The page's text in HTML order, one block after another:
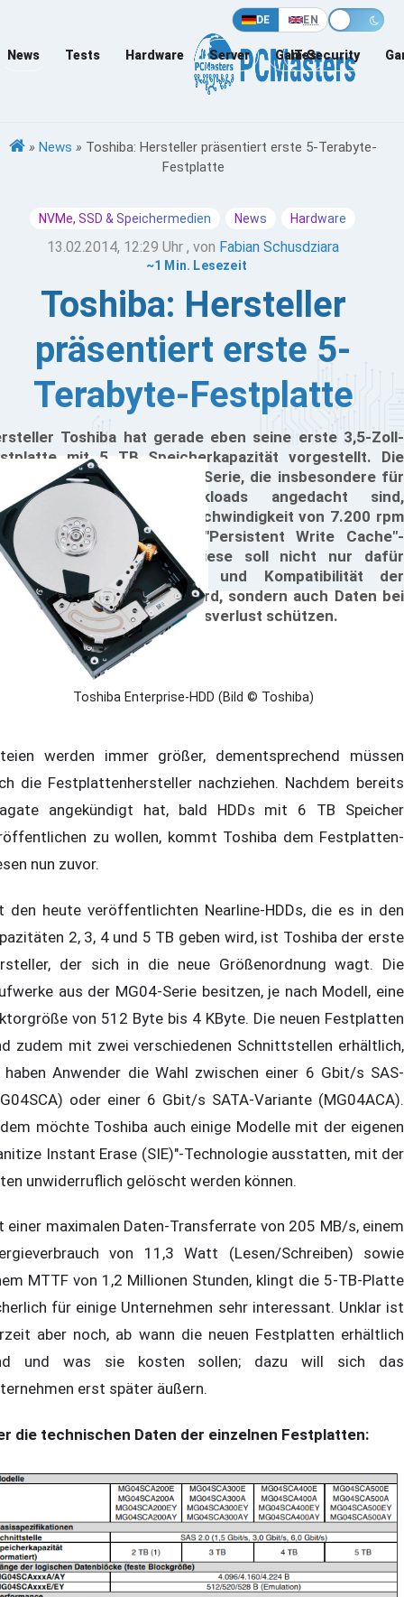
DE EN
News Tests Hardware Server Games
IT-Security
» News » Toshiba: Hersteller präsentiert erste 5-Terabyte-
Festplatte
NVMe, SSD & Speichermedien News Hardware
13.02.2014, 12:29 Uhr , von Fabian Schusdziara
~1 Min. Lesezeit
Toshiba: Hersteller
präsentiert erste 5-
Terabyte-Festplatte
Toshiba hat gerade eben seine erste 3,5-Zoll-
mit 5 TB Speicherkapazität vorgestellt. Die
HDDs aus der MG04-Serie, die insbesondere für
Workloads angedacht sind,
eine Umdrehungsgeschwindigkeit von 7.200 rpm
sind zudem mit einer "Persistent Write Cache"-
ausgestattet. Diese soll nicht nur dafür
dass die Leistung und Kompatibilität der
weiter optimiert wird, sondern auch Daten bei
unerwarteten Spannungsverlust schützen.
Toshiba Enterprise-HDD (Bild © Toshiba)
werden immer größer, dementsprechend müssen
die Festplattenhersteller nachziehen. Nachdem bereits
angekündigt hat, bald HDDs mit 6 TB Speicher
zu wollen, kommt Toshiba dem Festplatten-
nun zuvor.
den heute veröffentlichten Nearline-HDDs, die es in den
2, 3, 4 und 5 TB geben wird, ist Toshiba der erste
der sich in die neue Größenordnung wagt. Die
aus der MG04-Serie besitzen, je nach Modell, eine
von 512 Byte bis 4 KByte. Die neuen Festplatten
zudem mit zwei verschiedenen Schnittstellen erhältlich,
haben Anwender die Wahl zwischen einer 6 Gbit/s SAS-
oder einer 6 Gbit/s SATA-Variante (MG04ACA).
möchte Toshiba auch einige Modelle mit der eigenen
Instant Erase (SIE)"-Technologie ausstatten, mit der
unwiderruflich gelöscht werden können.
einer maximalen Daten-Transferrate von 205 MB/s, einem
von 11,3 Watt (Lesen/Schreiben) sowie
MTTF von 1,2 Millionen Stunden, klingt die 5-TB-Platte
für einige Unternehmen sehr interessant. Unklar ist
aber noch, ab wann die neuen Festplatten erhältlich
und was sie kosten sollen; dazu will sich das
erst später äußern.
die technischen Daten der einzelnen Festplatten: